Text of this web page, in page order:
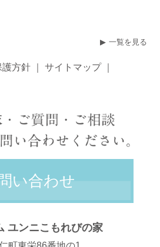
一覧を見る
護方針 サイトマップ｜
い合わせ
ユンニこもれびの家